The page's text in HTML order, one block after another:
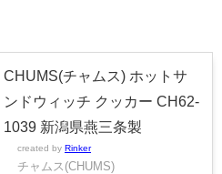
CHUMS(チャムス) ホットサ
ンドウィッチ クッカー CH62-
1039 新潟県燕三条製
created by Rinker
チャムス(CHUMS)